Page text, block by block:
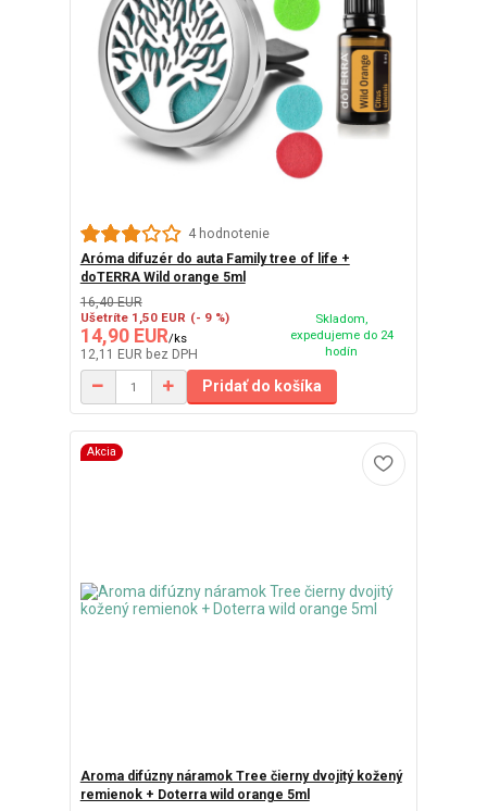
4 hodnotenie
Aróma difuzér do auta Family tree of life +
doTERRA Wild orange 5ml
16,40 EUR
Ušetríte 1,50 EUR (- 9 %)
14,90 EUR/ks
12,11 EUR bez DPH
Skladom,
expedujeme do 24
hodín
Pridať do košíka
Akcia
Aroma difúzny náramok Tree čierny dvojitý kožený
remienok + Doterra wild orange 5ml